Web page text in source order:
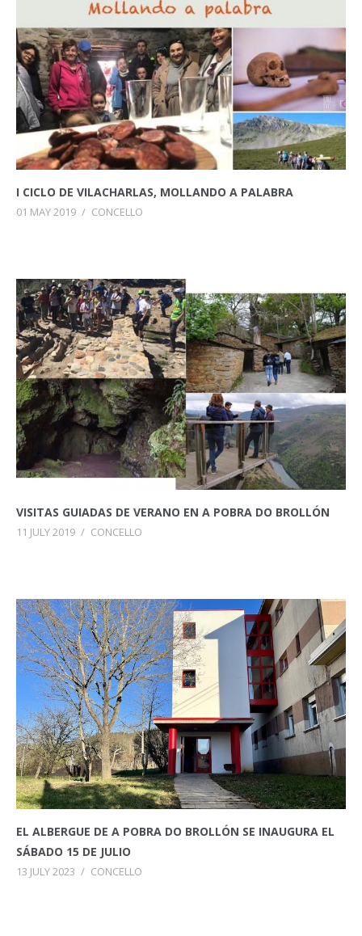
I CICLO DE VILACHARLAS, MOLLANDO A PALABRA
01 MAY 2019 / CONCELLO
VISITAS GUIADAS DE VERANO EN A POBRA DO BROLLÓN
11 JULY 2019 / CONCELLO
EL ALBERGUE DE A POBRA DO BROLLÓN SE INAUGURA EL
SÁBADO 15 DE JULIO
13 JULY 2023 / CONCELLO